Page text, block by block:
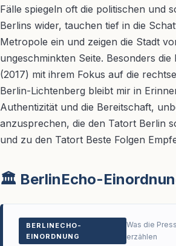
Fälle spiegeln oft die politischen und
Berlins wider, tauchen tief in die
Metropole ein und zeigen die Stadt
ungeschminkten Seite. Besonders die
(2017) mit ihrem Fokus auf die
Berlin-Lichtenberg bleibt mir in
Authentizität und die Bereitschaft,
anzusprechen, die den Tatort Berlin
und zu den Tatort Beste Folgen
🏛️ BerlinEcho-
BERLINECHO-
EINORDNUNG
Was die
erzählen